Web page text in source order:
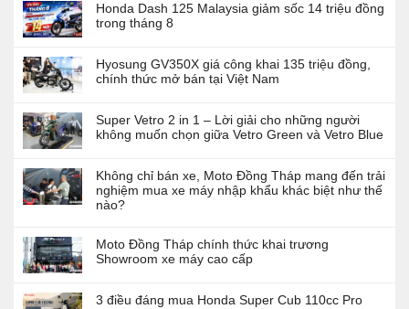
Honda Dash 125 Malaysia giảm sốc 14 triệu đồng
trong tháng 8
Hyosung GV350X giá công khai 135 triệu đồng,
chính thức mở bán tại Việt Nam
Super Vetro 2 in 1 – Lời giải cho những người
không muốn chọn giữa Vetro Green và Vetro Blue
Không chỉ bán xe, Moto Đồng Tháp mang đến trải
nghiệm mua xe máy nhập khẩu khác biệt như thế
nào?
Moto Đồng Tháp chính thức khai trương
Showroom xe máy cao cấp
3 điều đáng mua Honda Super Cub 110cc Pro